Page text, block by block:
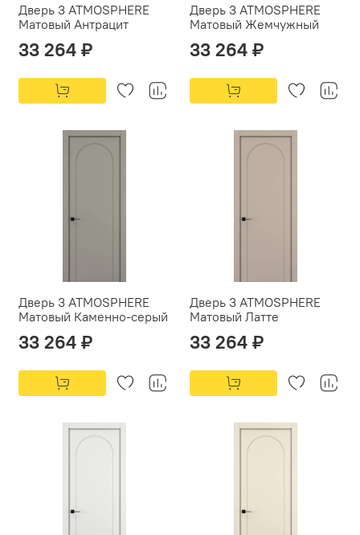
Дверь 3 ATMOSPHERE
Матовый Антрацит
33 264 ₽
Дверь 3 ATMOSPHERE
Матовый Жемчужный
33 264 ₽
Дверь 3 ATMOSPHERE
Матовый Каменно-серый
33 264 ₽
Дверь 3 ATMOSPHERE
Матовый Латте
33 264 ₽